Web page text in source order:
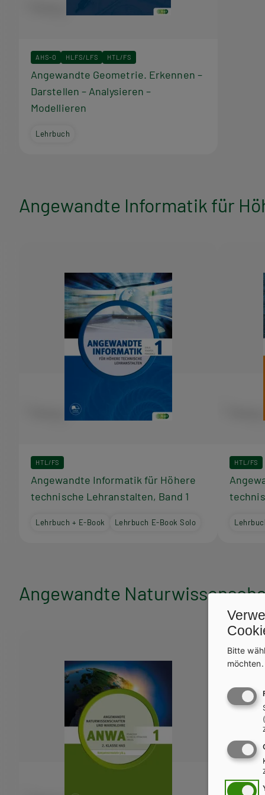
a
m
m
AHS-O HLFS/LFS HTL/FS
Angewandte Geometrie. Erkennen –
Darstellen – Analysieren –
Modellieren
Lehrbuch
Angewandte Informatik für
HTL/FS
Angewandte Informatik für Höhere
technische Lehranstalten, Band 1
Lehrbuch + E-Book Lehrbuch E-Book Solo
HTL/FS
Angewandte
Bitte
möchten.